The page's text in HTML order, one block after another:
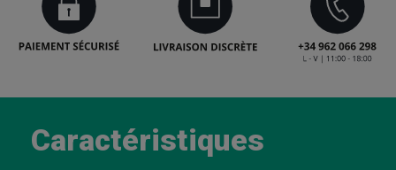
Caractéristiques